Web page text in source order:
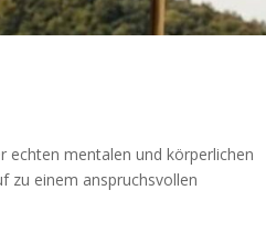
echten mentalen und körperlichen
zu einem anspruchsvollen